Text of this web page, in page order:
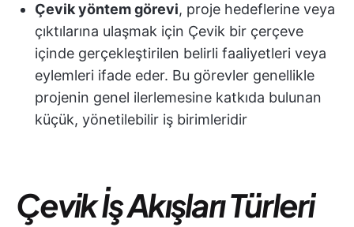
Çevik yöntem görevi, proje hedeflerine veya
çıktılarına ulaşmak için Çevik bir çerçeve
içinde gerçekleştirilen belirli faaliyetleri veya
eylemleri ifade eder. Bu görevler genellikle
projenin genel ilerlemesine katkıda bulunan
küçük, yönetilebilir iş birimleridir
Çevik İş Akışları Türleri